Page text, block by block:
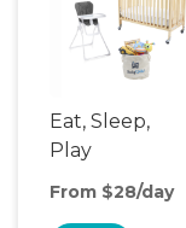
Eat, Sleep,
Play
From $28/day